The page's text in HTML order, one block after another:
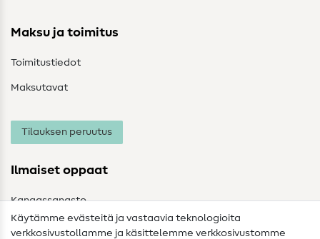
Maksu ja toimitus
Toimitustiedot
Maksutavat
Tilauksen peruutus
Ilmaiset oppaat
Kangassanasto
Ompelusanasto
Käytämme evästeitä ja vastaavia teknologioita
verkkosivustollamme ja käsittelemme verkkosivustomme